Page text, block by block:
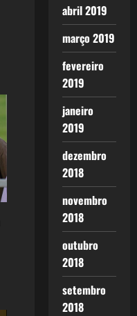
abril 2019
março 2019
fevereiro
2019
janeiro
2019
dezembro
2018
novembro
2018
outubro
2018
setembro
2018